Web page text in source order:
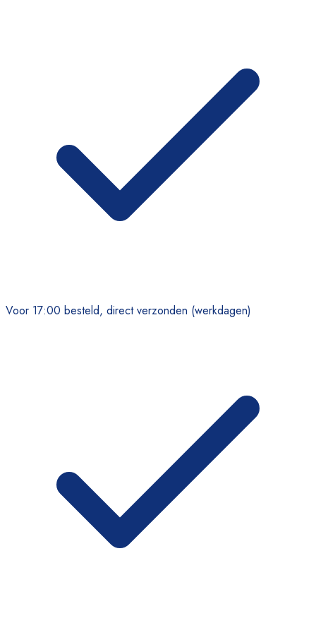
Voor 17:00 besteld, direct verzonden (werkdagen)